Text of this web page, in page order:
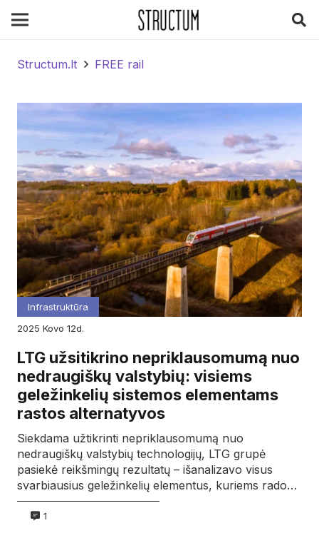
Structum.lt FREE rail
Infrastruktūra
2025
kovo 12d.
LTG užsitikrino nepriklausomumą nuo
nedraugiškų valstybių: visiems
geležinkelių sistemos elementams
rastos alternatyvos
Siekdama užtikrinti nepriklausomumą nuo
nedraugiškų valstybių technologijų, LTG grupė
pasiekė reikšmingų rezultatų – išanalizavo visus
svarbiausius geležinkelių elementus, kuriems rado…
1